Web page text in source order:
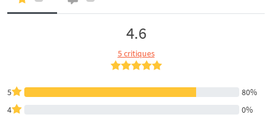
4.6
5 critiques
5
80%
4
0%